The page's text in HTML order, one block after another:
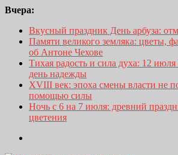
Вчера:
Вкусный праздник День арбуза:
Памяти великого земляка: цветы,
об Антоне Чехове
Тихая радость и сила духа: 12
день надежды
XVIII век: эпоха смены власти не
помощью силы
Ночь с 6 на 7 июля: древний
цветения